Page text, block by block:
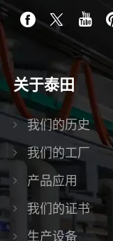
关于泰田
我们的历史
我们的工厂
产品应用
我们的证书
生产设备